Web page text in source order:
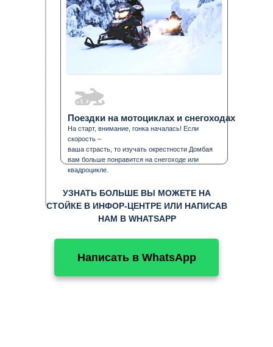
На старт, внимание, гонка началась! Если
скорость –
ваша страсть, то изучать окрестности Домбая
вам больше понравится на снегоходе или
квадроцикле.
Поездки на мотоциклах и снегоходах
УЗНАТЬ БОЛЬШЕ ВЫ МОЖЕТЕ НА
СТОЙКЕ В ИНФОР-ЦЕНТРЕ ИЛИ НАПИСАВ
НАМ В WHATSAPP
Написать в WhatsApp